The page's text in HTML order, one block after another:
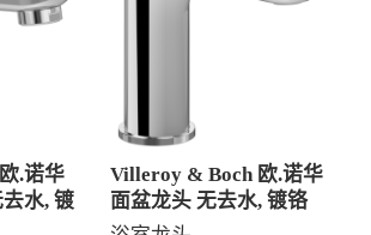
.诺华
水, 镀
Villeroy & Boch 欧.诺华
面盆龙头 无去水, 镀铬